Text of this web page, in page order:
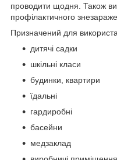
проводити щодня. Також
профілактичного
Призначений для
дитячі садки
шкільні класи
будинки, квартири
їдальні
гардиробні
басейни
медзаклад